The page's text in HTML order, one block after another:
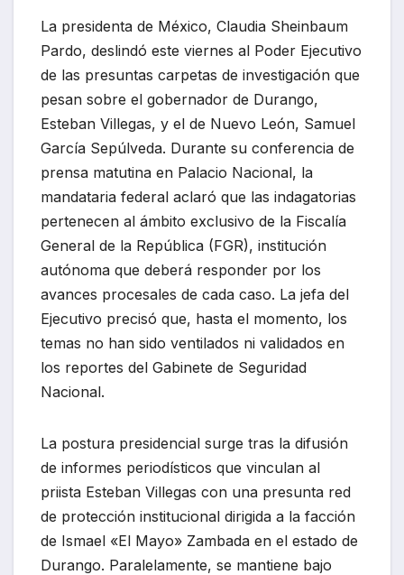
La presidenta de México, Claudia Sheinbaum
Pardo, deslindó este viernes al Poder Ejecutivo
de las presuntas carpetas de investigación que
pesan sobre el gobernador de Durango,
Esteban Villegas, y el de Nuevo León, Samuel
García Sepúlveda. Durante su conferencia de
prensa matutina en Palacio Nacional, la
mandataria federal aclaró que las indagatorias
pertenecen al ámbito exclusivo de la Fiscalía
General de la República (FGR), institución
autónoma que deberá responder por los
avances procesales de cada caso. La jefa del
Ejecutivo precisó que, hasta el momento, los
temas no han sido ventilados ni validados en
los reportes del Gabinete de Seguridad
Nacional.
La postura presidencial surge tras la difusión
de informes periodísticos que vinculan al
priista Esteban Villegas con una presunta red
de protección institucional dirigida a la facción
de Ismael «El Mayo» Zambada en el estado de
Durango. Paralelamente, se mantiene bajo